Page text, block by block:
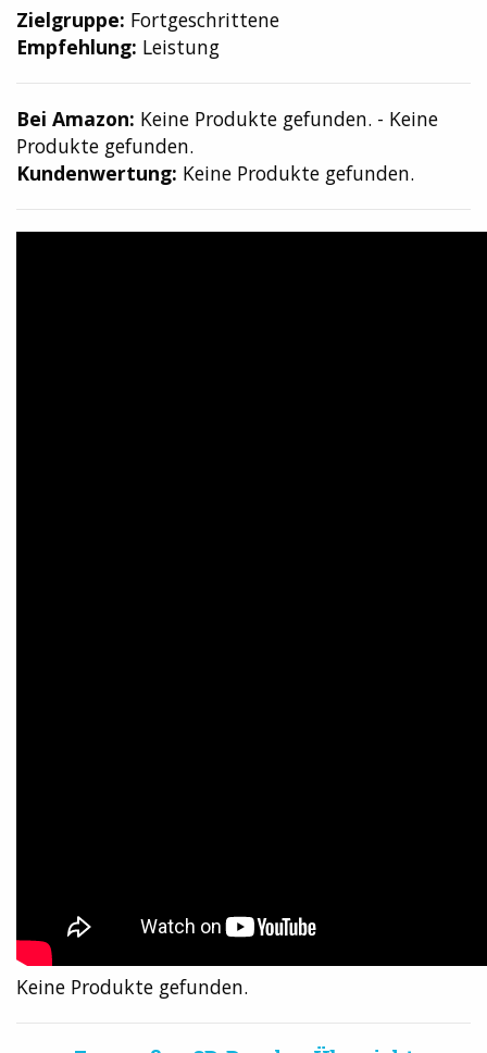
Zielgruppe: Fortgeschrittene
Empfehlung: Leistung
Bei Amazon: Keine Produkte gefunden. - Keine
Produkte gefunden.
Kundenwertung: Keine Produkte gefunden.
Keine Produkte gefunden.